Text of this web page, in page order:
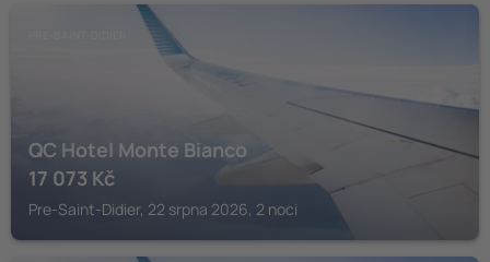
QC Hotel Monte Bianco
17 073 Kč
Pre-Saint-Didier, 22 srpna 2026, 2 noci